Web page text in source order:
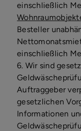
einschließlich
Wohnraumobj
Besteller
einschließlich
6. Wir sind
Auftraggeber
gesetzlichen
Informationen